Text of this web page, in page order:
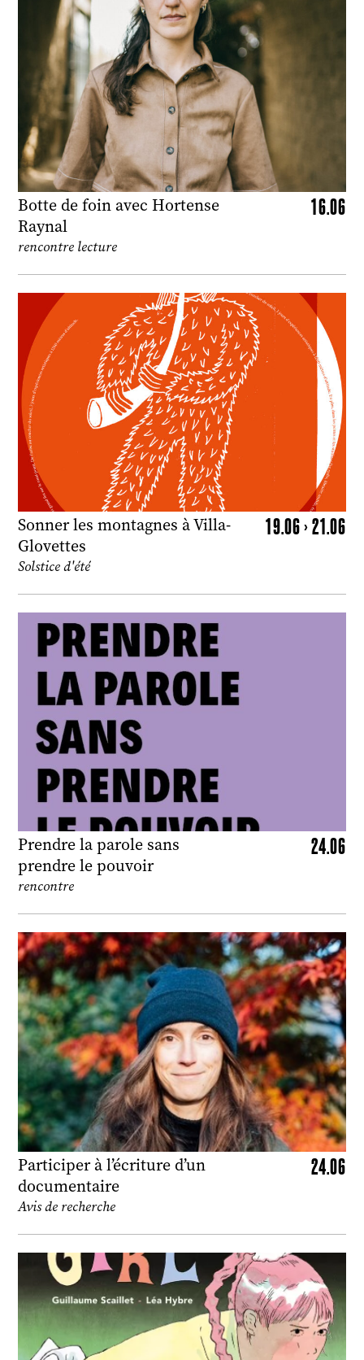
Botte de foin avec Hortense
Raynal
16.06
rencontre lecture
Sonner les montagnes à Villa-
Glovettes
19.06 > 21.06
Solstice d'été
Prendre la parole sans
prendre le pouvoir
24.06
rencontre
Participer à l’écriture d’un
documentaire
24.06
Avis de recherche